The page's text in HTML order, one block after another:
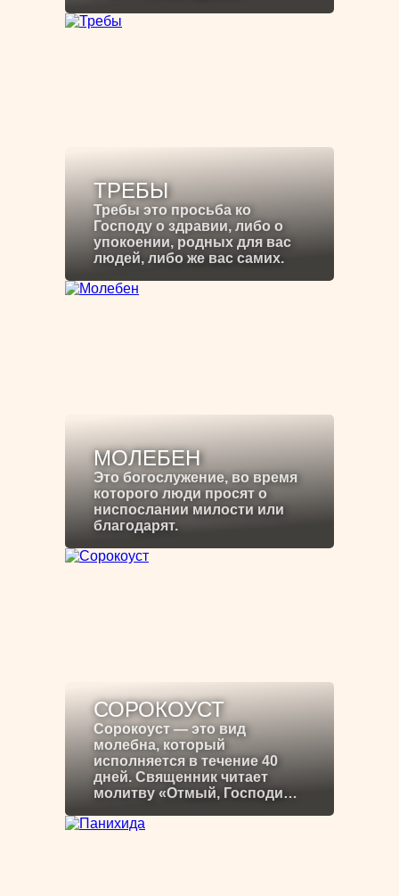
ТРЕБЫ
Требы это просьба ко
Господу о здравии, либо о
упокоении, родных для вас
людей, либо же вас самих.
МОЛЕБЕН
Это богослужение, во время
которого люди просят о
ниспослании милости или
благодарят.
СОРОКОУСТ
Сорокоуст — это вид
молебна, который
исполняется в течение 40
дней. Священник читает
молитву «Отмый, Господи…